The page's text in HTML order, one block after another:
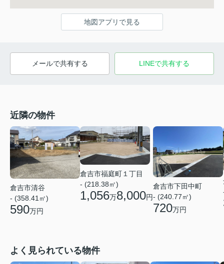
地図アプリで見る
メールで共有する LINEで共有する
近隣の物件
倉吉市清谷
- (358.41㎡)
590万円
倉吉市福庭町１丁目
- (218.38㎡)
1,056万8,000円
倉吉市下田中町
- (240.77㎡)
720万円
よく見られている物件